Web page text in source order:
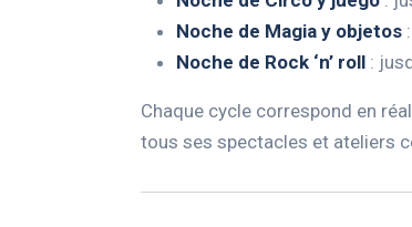
Noche de Magia y objetos
Noche de Rock ‘n’ roll :
Chaque cycle correspond en
tous ses spectacles et ateliers